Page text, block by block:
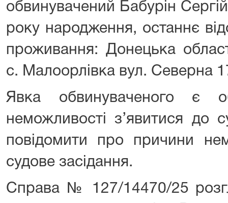
обвинувачений Бабурін
року народження, останнє
проживання: Донецька
с. Малоорлівка вул. Северна
Явка обвинуваченого є
неможливості з’явитися до
повідомити про причини
судове засідання.
Справа № 127/14470/25